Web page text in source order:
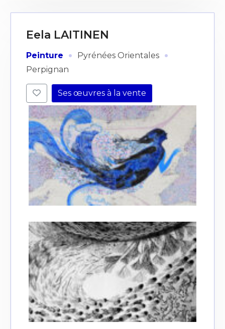
Eela LAITINEN
Peinture · Pyrénées Orientales ·
Perpignan
Ses œuvres à la vente